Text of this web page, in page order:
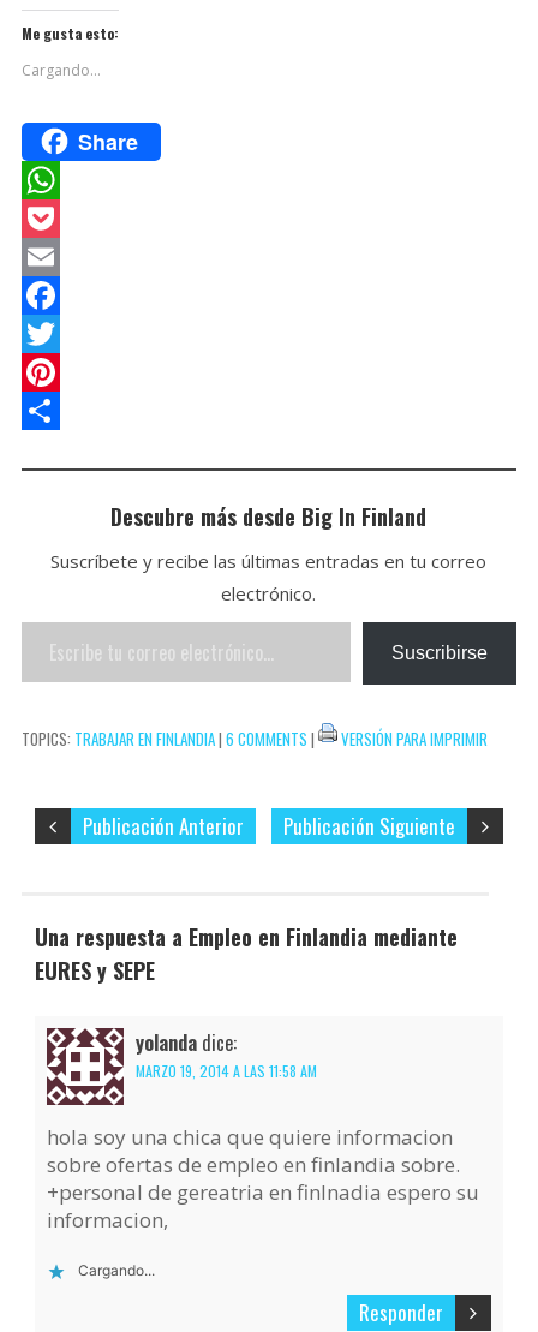
Me gusta esto:
Cargando...
Share
W
h
a
t
s
A
P
o
c
k
e
E
m
a
F
a
c
T
w
P
s
t
Descubre más desde Big In Finland
Suscríbete y recibe las últimas entradas en tu correo
electrónico.
Escribe
electrónico…
Suscribirse
TOPICS: TRABAJAR EN FINLANDIA| 6 COMMENTS | VERSIÓN PARA IMPRIMIR
Publicación Siguiente
Publicación Anterior
Una respuesta a Empleo en Finlandia mediante
EURES y SEPE
yolanda dice:
MARZO 19, 2014 A LAS 11:58 AM
hola soy una chica que quiere informacion
sobre ofertas de empleo en finlandia sobre.
+personal de gereatria en finlnadia espero su
informacion,
Cargando...
Responder